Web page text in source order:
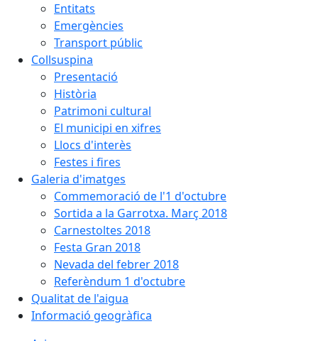
Entitats
Emergències
Transport públic
Collsuspina
Presentació
Història
Patrimoni cultural
El municipi en xifres
Llocs d'interès
Festes i fires
Galeria d'imatges
Commemoració de l'1 d'octubre
Sortida a la Garrotxa. Març 2018
Carnestoltes 2018
Festa Gran 2018
Nevada del febrer 2018
Referèndum 1 d'octubre
Qualitat de l'aigua
Informació geogràfica